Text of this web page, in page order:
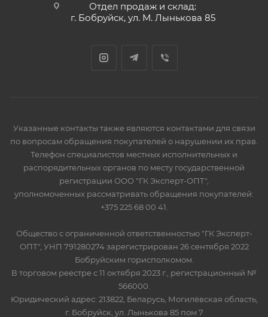
Отдел продаж и склад:
г. Бобруйск, ул. М. Лынькова 85
Указанные контакты также являются контактами для связи
по вопросам обращения покупателей о нарушении их прав.
Телефон специалистов местных исполнительных и
распорядительных органов по месту государственной
регистрации ООО "ГК Эксперт-ОПТ",
уполномоченных рассматривать обращения покупателей:
+375 225 68 00 41.
Общество с ограниченной ответственностью "ГК Эксперт-
ОПТ", УНП 791280274 зарегистрирован 26 сентября 2022
Бобруйским горисполкомом.
В торговом реестре с 11 октября 2023 г., регистрационный №
566000.
Юридический адрес: 213822, Беларусь, Могилёвская область,
г. Бобруйск, ул. Лынькова 85 пом 7